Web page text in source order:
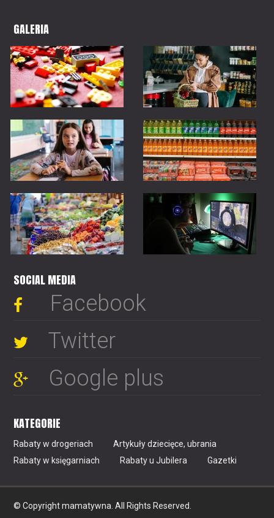
GALERIA
SOCIAL MEDIA
Facebook
Twitter
Google plus
KATEGORIE
Rabaty w drogeriach
Artykuły dziecięce, ubrania
Rabaty w księgarniach
Rabaty u Jubilera Gazetki
© Copyright mamatywna. All Rights Reserved.